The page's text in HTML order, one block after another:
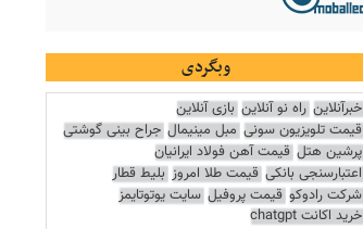
وبگردی
خبرآنلاین راه نو آنلاین بازی آنلاین
قیمت تلویزیون سونی مبل مینیمال جراح بینی گوشتی
پرشین هتل قیمت آهن فولاد ایرانیان
اعتبارسنجی بانکی قیمت طلا امروز بلیط قطار
شرکت رادوکو قیمت پروفیل سایت یوتوتایمز
خرید اکانت chatgpt